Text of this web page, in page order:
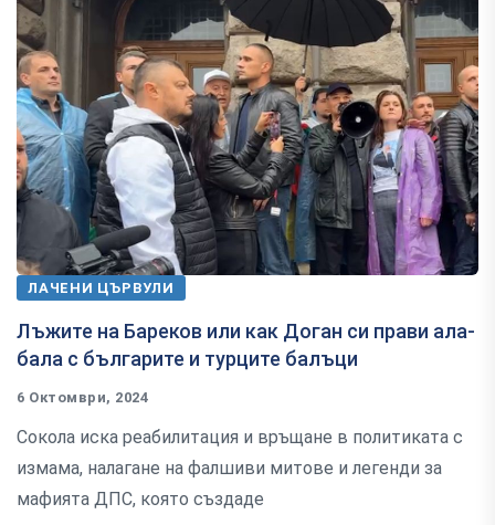
ЛАЧЕНИ ЦЪРВУЛИ
Лъжите на Бареков или как Доган си прави ала-
бала с българите и турците балъци
6 Октомври, 2024
Сокола иска реабилитация и връщане в политиката с
измама, налагане на фалшиви митове и легенди за
мафията ДПС, която създаде